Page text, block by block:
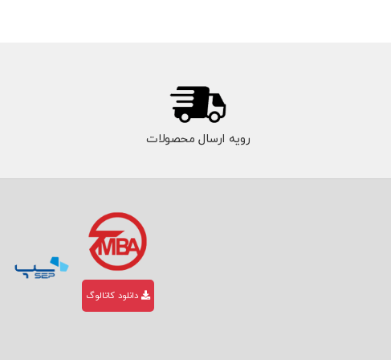
رویه ارسال محصولات
دانلود کاتالوگ